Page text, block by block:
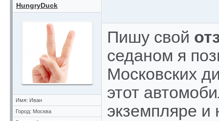
HungryDuck
Имя: Иван
Город: Москва
Пишу свой
седаном я
Московских
этот
экземпляре и